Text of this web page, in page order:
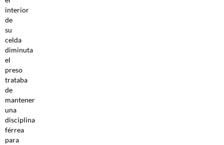
interior
de
su
celda
diminuta
el
preso
trataba
de
mantener
una
disciplina
férrea
para